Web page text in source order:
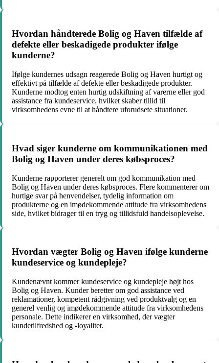
Hvordan håndterede Bolig og Haven tilfælde af
defekte eller beskadigede produkter ifølge
kunderne?
Ifølge kundernes udsagn reagerede Bolig og Haven hurtigt og
effektivt på tilfælde af defekte eller beskadigede produkter.
Kunderne modtog enten hurtig udskiftning af varerne eller god
assistance fra kundeservice, hvilket skaber tillid til
virksomhedens evne til at håndtere uforudsete situationer.
Hvad siger kunderne om kommunikationen med
Bolig og Haven under deres købsproces?
Kunderne rapporterer generelt om god kommunikation med
Bolig og Haven under deres købsproces. Flere kommenterer om
hurtige svar på henvendelser, tydelig information om
produkterne og en imødekommende attitude fra virksomhedens
side, hvilket bidrager til en tryg og tillidsfuld handelsoplevelse.
Hvordan vægter Bolig og Haven ifølge kunderne
kundeservice og kundepleje?
Kundenævnt kommer kundeservice og kundepleje højt hos
Bolig og Haven. Kunder beretter om god assistance ved
reklamationer, kompetent rådgivning ved produktvalg og en
generel venlig og imødekommende attitude fra virksomhedens
personale. Dette indikerer en virksomhed, der vægter
kundetilfredshed og -loyalitet.